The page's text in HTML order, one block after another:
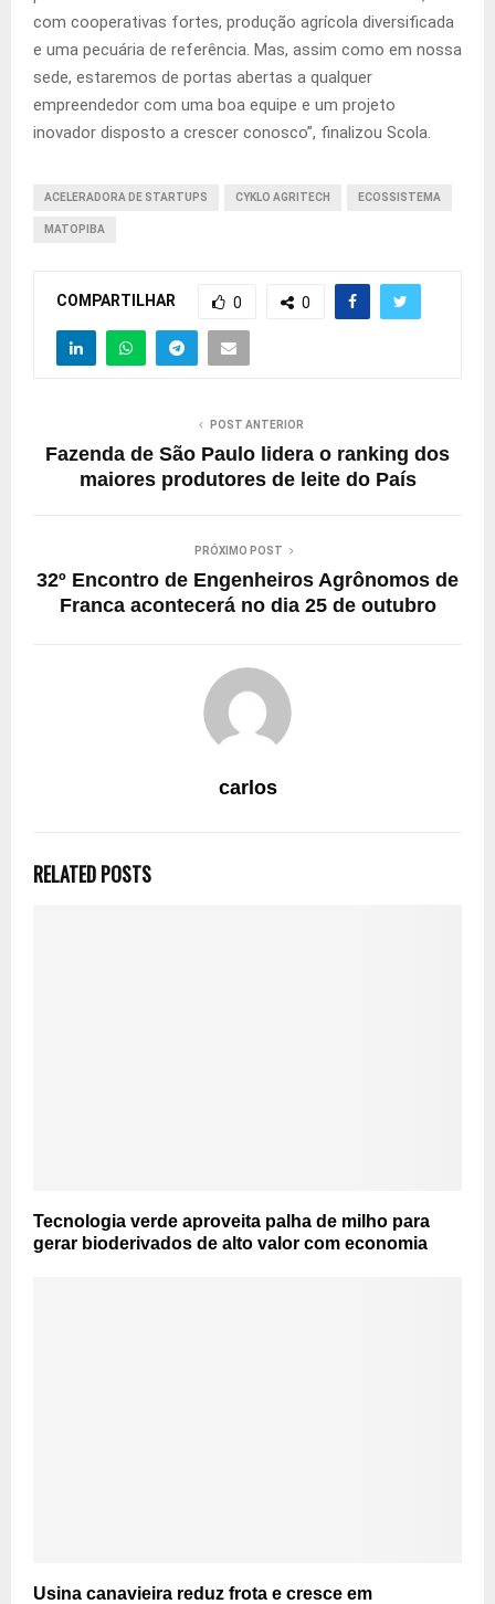
com cooperativas fortes, produção agrícola diversificada
e uma pecuária de referência. Mas, assim como em nossa
sede, estaremos de portas abertas a qualquer
empreendedor com uma boa equipe e um projeto
inovador disposto a crescer conosco”, finalizou Scola.
ACELERADORA DE STARTUPS CYKLO AGRITECH ECOSSISTEMA
MATOPIBA
COMPARTILHAR 0 0
POST ANTERIOR
Fazenda de São Paulo lidera o ranking dos
maiores produtores de leite do País
PRÓXIMO POST
32º Encontro de Engenheiros Agrônomos de
Franca acontecerá no dia 25 de outubro
carlos
RELATED POSTS
Tecnologia verde aproveita palha de milho para
gerar bioderivados de alto valor com economia
Usina canavieira reduz frota e cresce em